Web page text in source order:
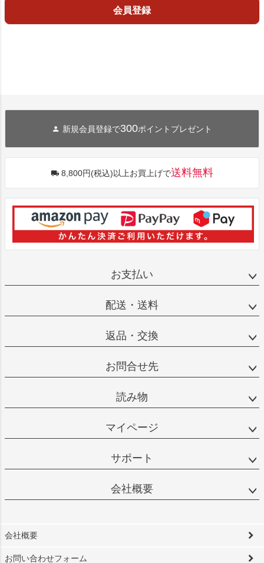
会員登録
新規会員登録で300ポイントプレゼント
8,800円(税込)以上お買上げで送料無料
お支払い
配送・送料
返品・交換
お問合せ先
読み物
マイページ
サポート
会社概要
会社概要
お問い合わせフォーム